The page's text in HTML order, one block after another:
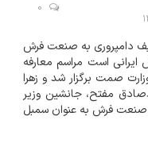
0
دامپروری به صنعت فرش
است مراسم معارفه
صمت برگزار شد و زهرا
مفتح، جانشین وزیر
صنعت فرش به عنوان سمبل